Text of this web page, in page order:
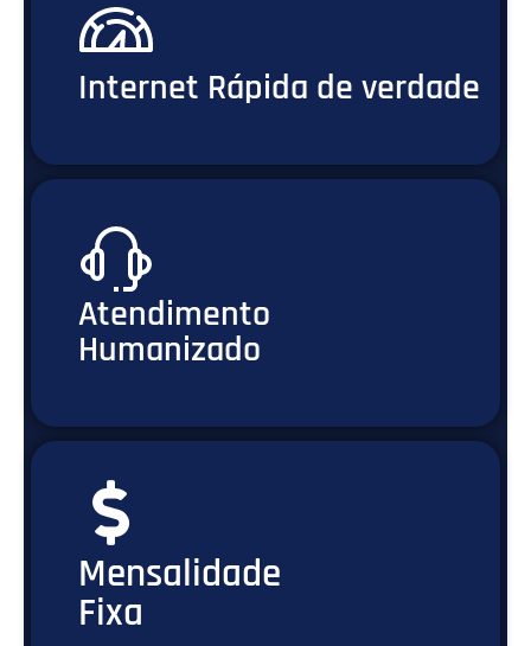
Internet Rápida de verdade
Atendimento
Humanizado
Mensalidade
Fixa